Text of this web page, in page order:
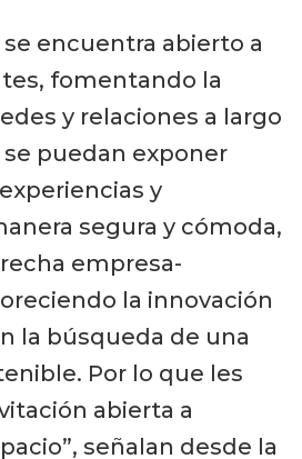
encuentra abierto a
fomentando la
y relaciones a largo
puedan exponer
y
segura y cómoda,
empresa-
la innovación
la búsqueda de una
Por lo que les
abierta a
señalan desde la